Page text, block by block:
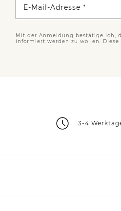
E-Mail-Adresse *
Mit der Anmeldung bestätige ich,
informiert werden zu wollen.
3-4